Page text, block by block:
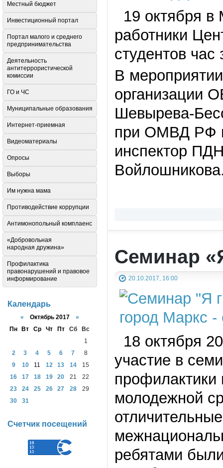
19 октября в
работники
студентов
В
организации
Шевырева-
при ОМВД РФ
инспектор
Семинар
20.10.2017, 16:00
18 октября
участие в
профилактики
молодежной
ребятами
Местный бюджет
Инвестиционный портал
Портал малого и среднего
предпринимательства
Деятельность
антитеррористической
комиссии
ГО и ЧС
Муниципальные образования
Интернет-приемная
Видеоматериалы
Опросы
Выборы
Им нужна мама
Противодействие коррупции
Антимонопольный комплаенс
«Добровольная
народная дружина»
Профилактика
правонарушений и правовое
информирование
Календарь
« Октябрь 2017 »
Пн
Вт Ср Чт Пт Сб
Вс
1
2
3 4 5 6 7
8
9
10 11 12 13 14
15
16
17 18 19 20 21
22
23
24 25 26 27 28
29
30
31
Счетчик посещений